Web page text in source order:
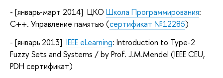
- [январь-март 2014] ЦКО Школа Программирования:
С++. Управление памятью (сертификат №12285)
- [январь 2013] IEEE eLearning: Introduction to Type-2
Fuzzy Sets and Systems / by Prof. J.M.Mendel (IEEE CEU,
PDH сертификат)